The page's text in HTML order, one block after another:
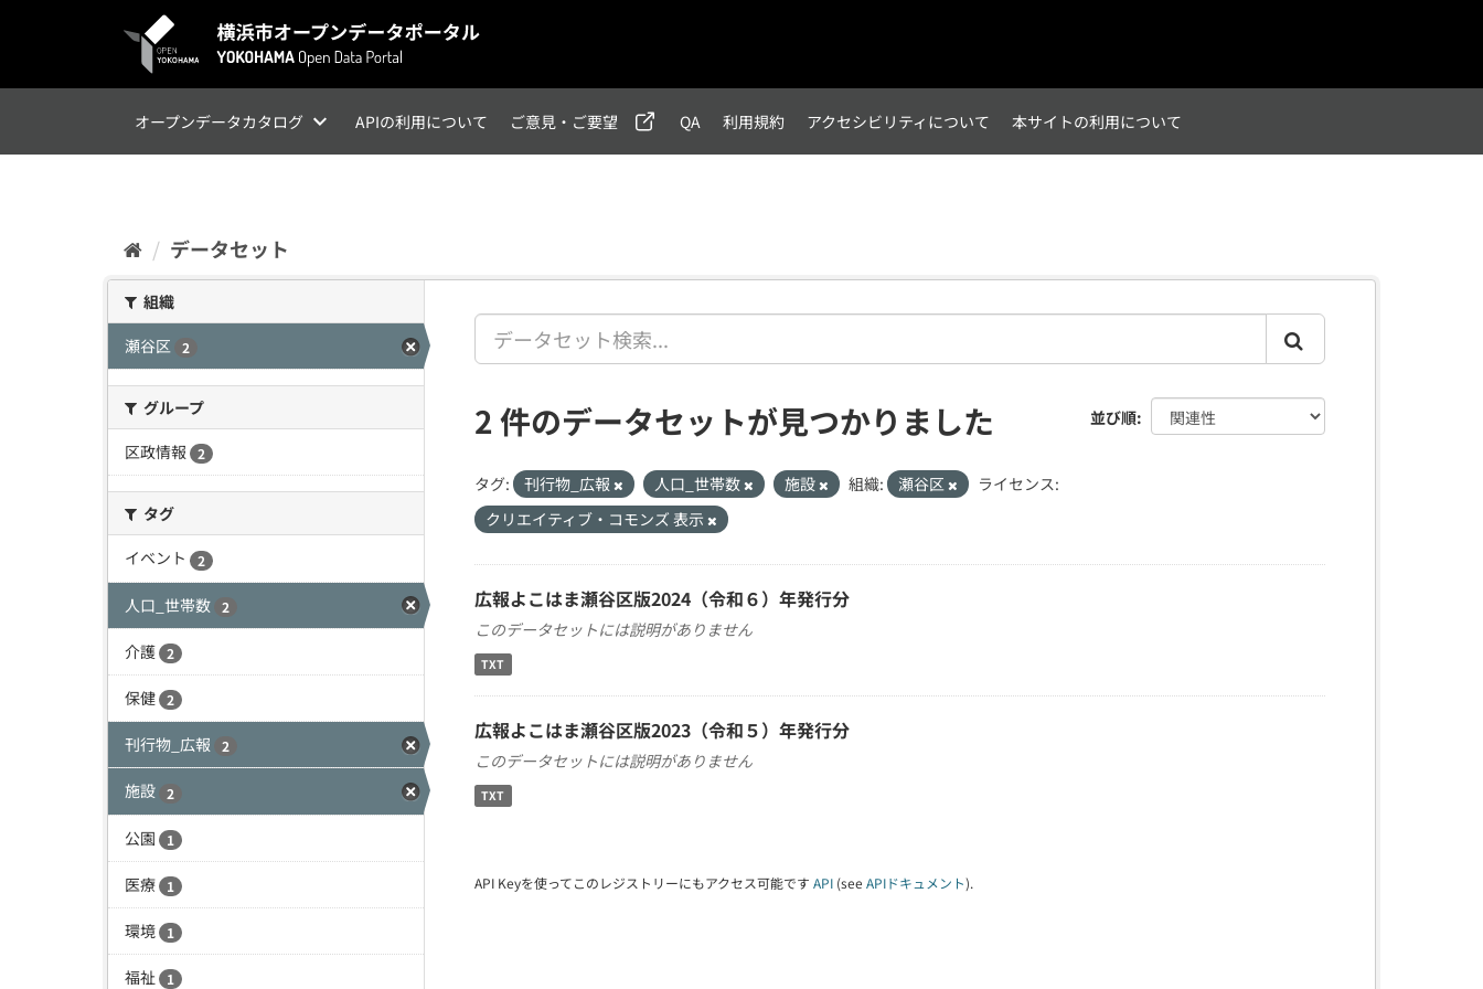
オープンデータカタログ APIの利用について ご意見・ご要望 QA 利用規約 アクセシビリティについて 本サイトの利用について
データセット
組織
瀬谷区 2
グループ
区政情報
2
タグ
イベント
2
人口_世帯数 2
介護 2
保健 2
刊行物_広報 2
施設 2
公園 1
医療 1
環境 1
福祉 1
並び順
2 件のデータセットが見つかりました
タグ: 刊行物_広報 人口_世帯数 施設 組織: 瀬谷区
ライセンス:
クリエイティブ・コモンズ 表示
広報よこはま瀬谷区版2024（令和６）年発行分
このデータセットには説明がありません
TXT
広報よこはま瀬谷区版2023（令和５）年発行分
このデータセットには説明がありません
TXT
API Keyを使ってこのレジストリーにもアクセス可能です API (see APIドキュメント).